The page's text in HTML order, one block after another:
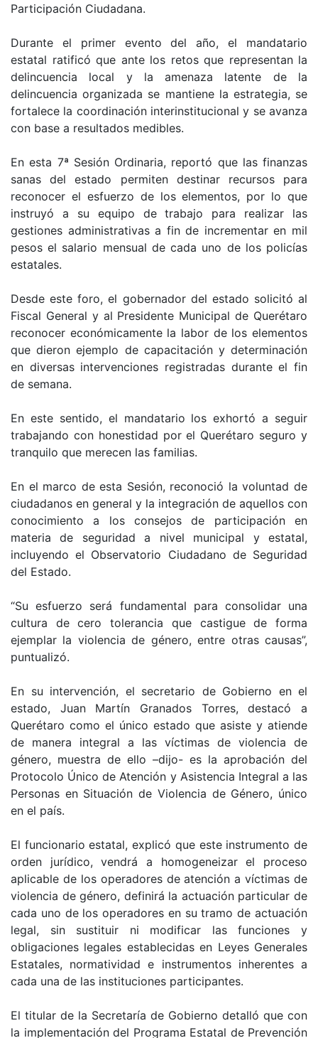
Participación Ciudadana.
Durante el primer evento del año, el mandatario
estatal ratificó que ante los retos que representan la
delincuencia local y la amenaza latente de la
delincuencia organizada se mantiene la estrategia, se
fortalece la coordinación interinstitucional y se avanza
con base a resultados medibles.
En esta 7ª Sesión Ordinaria, reportó que las finanzas
sanas del estado permiten destinar recursos para
reconocer el esfuerzo de los elementos, por lo que
instruyó a su equipo de trabajo para realizar las
gestiones administrativas a fin de incrementar en mil
pesos el salario mensual de cada uno de los policías
estatales.
Desde este foro, el gobernador del estado solicitó al
Fiscal General y al Presidente Municipal de Querétaro
reconocer económicamente la labor de los elementos
que dieron ejemplo de capacitación y determinación
en diversas intervenciones registradas durante el fin
de semana.
En este sentido, el mandatario los exhortó a seguir
trabajando con honestidad por el Querétaro seguro y
tranquilo que merecen las familias.
En el marco de esta Sesión, reconoció la voluntad de
ciudadanos en general y la integración de aquellos con
conocimiento a los consejos de participación en
materia de seguridad a nivel municipal y estatal,
incluyendo el Observatorio Ciudadano de Seguridad
del Estado.
“Su esfuerzo será fundamental para consolidar una
cultura de cero tolerancia que castigue de forma
ejemplar la violencia de género, entre otras causas”,
puntualizó.
En su intervención, el secretario de Gobierno en el
estado, Juan Martín Granados Torres, destacó a
Querétaro como el único estado que asiste y atiende
de manera integral a las víctimas de violencia de
género, muestra de ello –dijo- es la aprobación del
Protocolo Único de Atención y Asistencia Integral a las
Personas en Situación de Violencia de Género, único
en el país.
El funcionario estatal, explicó que este instrumento de
orden jurídico, vendrá a homogeneizar el proceso
aplicable de los operadores de atención a víctimas de
violencia de género, definirá la actuación particular de
cada uno de los operadores en su tramo de actuación
legal, sin sustituir ni modificar las funciones y
obligaciones legales establecidas en Leyes Generales
Estatales, normatividad e instrumentos inherentes a
cada una de las instituciones participantes.
El titular de la Secretaría de Gobierno detalló que con
la implementación del Programa Estatal de Prevención